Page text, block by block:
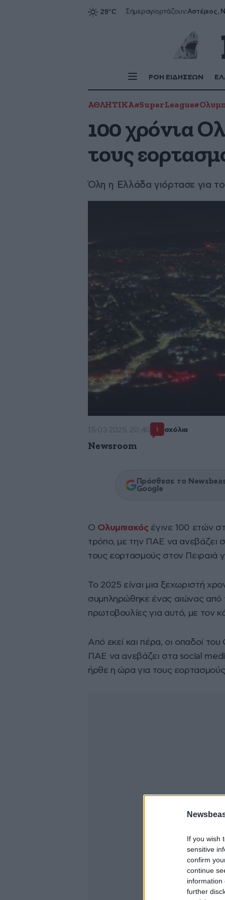
If you wish
sensitive
confirm
continue
information
further
Σήμεραγιορτάζουν:Αστέριος,
ΡΟΗ ΕΙΔΗΣΕΩΝ
ΑΘΛΗΤΙΚΑ#Super League
100 χρόνια
τους
Όλη η Ελλάδα γιόρτασε για
15·03·2025 20:40 1 σχόλια
Newsroom
Πρόσθεσε το
Google
Ο Ολυμπιακός έγινε 100 ετών
τρόπο, με την ΠΑΕ να ανεβάζει
τους εορτασμούς στον Πειραιά
Το 2025 είναι μια ξεχωριστή
συμπληρώθηκε ένας αιώνας από
πρωτοβουλίες για αυτό, με τον
Από εκεί και πέρα, οι οπαδοί
ΠΑΕ να ανεβάζει στα social
ήρθε η ώρα για τους